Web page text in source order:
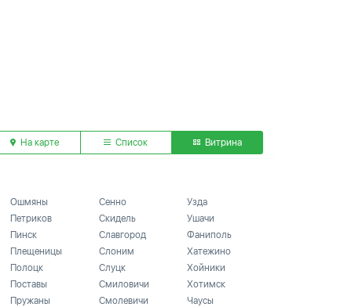
На карте Список Витрина
Ошмяны
Петриков
Пинск
Плещеницы
Полоцк
Поставы
Пружаны
Сенно
Скидель
Славгород
Слоним
Слуцк
Смиловичи
Смолевичи
Узда
Ушачи
Фаниполь
Хатежино
Хойники
Хотимск
Чаусы